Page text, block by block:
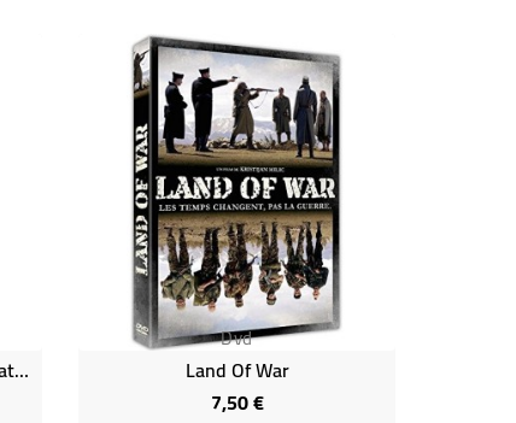
L'oeuvre Perdue De Léonard - National Géographic (neuf)
Dvd
Land Of War
7,50 €Prix